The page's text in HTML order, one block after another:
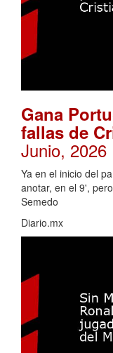
Gana
fallas de
Junio, 2026
Ya en el inicio del
anotar, en el 9',
Semedo
Diario.mx